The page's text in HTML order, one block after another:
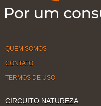
QUEM SOMOS
CONTATO
TERMOS DE USO
CIRCUITO NATUREZA